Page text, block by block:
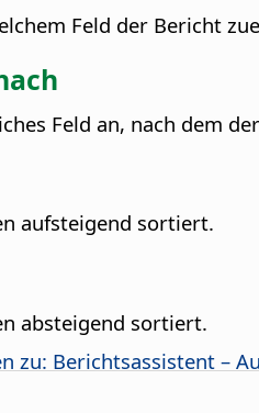
Feld der Bericht
Feld an, nach dem
aufsteigend sortiert.
absteigend sortiert.
zu: Berichtsassistent –